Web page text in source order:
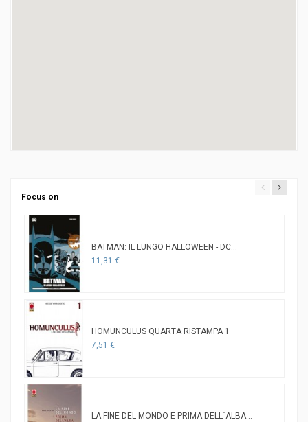
Focus on
BATMAN: IL LUNGO HALLOWEEN - DC...
11,31 €
HOMUNCULUS QUARTA RISTAMPA 1
7,51 €
LA FINE DEL MONDO E PRIMA DELL`ALBA...